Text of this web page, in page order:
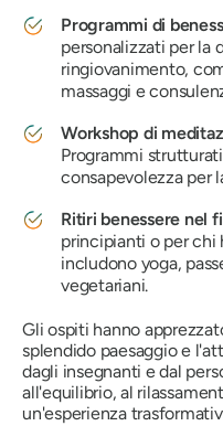
Programmi di
personalizzati per la
ringiovanimento,
massaggi e
Workshop di
Programmi
consapevolezza per
Ritiri benessere nel
principianti o per chi
includono yoga,
vegetariani.
Gli ospiti hanno
splendido paesaggio e
dagli insegnanti e dal
all'equilibrio, al
un'esperienza